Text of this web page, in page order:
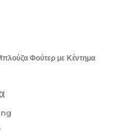
Φούτερ με Κέντημα